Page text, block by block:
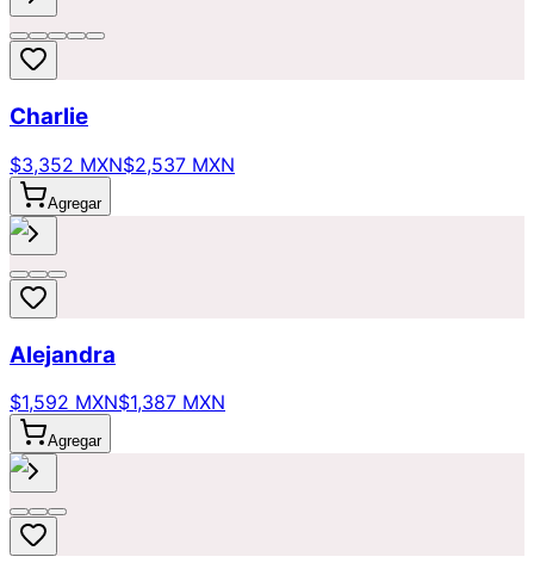
Charlie
$3,352 MXN$2,537 MXN
Agregar
Alejandra
$1,592 MXN$1,387 MXN
Agregar